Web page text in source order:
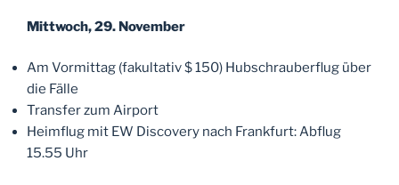
Mittwoch, 29. November
Am Vormittag (fakultativ $ 150) Hubschrauberflug über
die Fälle
Transfer zum Airport
Heimflug mit EW Discovery nach Frankfurt: Abflug
15.55 Uhr